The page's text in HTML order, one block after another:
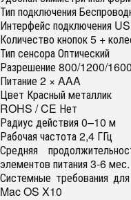
Тип подключения
Интерфейс подключения
Количество кнопок 5 +
Тип сенсора Оптический
Разрешение 800/1200/
Питание 2 × AAA
Цвет Красный металлик
ROHS / CE Нет
Радиус действия 0–10 м
Рабочая частота 2,4 ГГц
Средняя
элементов питания 3-6 мес.
Системные требования
Mac OS X10